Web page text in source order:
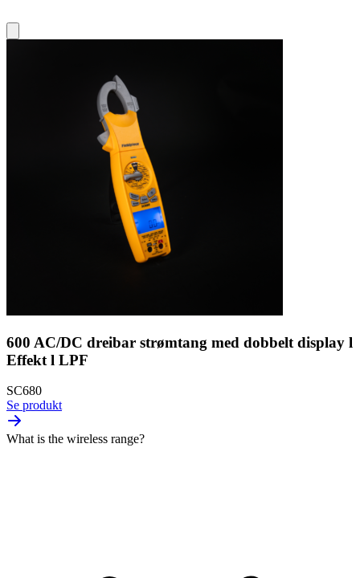
600 AC/DC dreibar strømtang med dobbelt display l
Effekt l LPF
SC680
Se produkt
What is the wireless range?